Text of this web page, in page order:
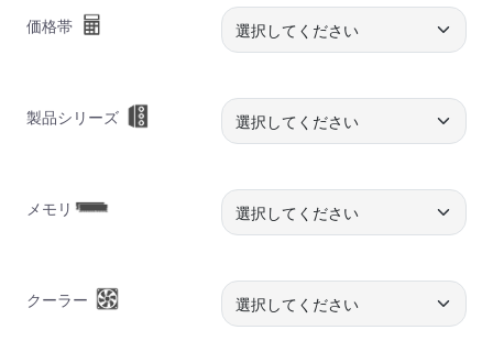
価格帯
製品シリーズ
メモリ
クーラー